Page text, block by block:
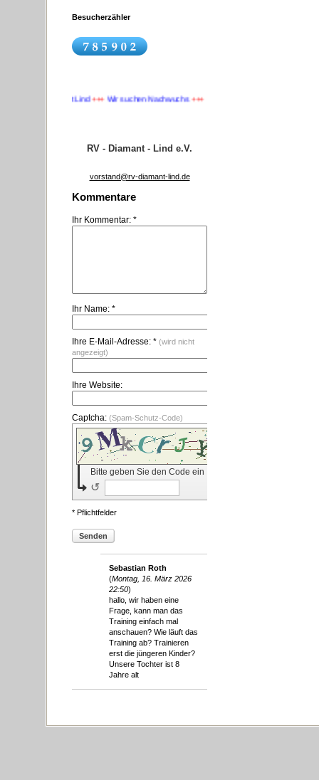
Besucherzähler
RV Diamant Lind+++Wir suchen Nachwuchs+++
RV - Diamant - Lind e.V.
vorstand@rv-diamant-lind.de
Kommentare
Ihr Kommentar: *
Ihr Name: *
Ihre E-Mail-Adresse: * (wird nicht
angezeigt)
Ihre Website:
Captcha: (Spam-Schutz-Code)
Bitte geben Sie den Code ein
↺
* Pflichtfelder
Senden
Sebastian Roth
(Montag, 16. März 2026
22:50)
hallo, wir haben eine
Frage, kann man das
Training einfach mal
anschauen? Wie läuft das
Training ab? Trainieren
erst die jüngeren Kinder?
Unsere Tochter ist 8
Jahre alt